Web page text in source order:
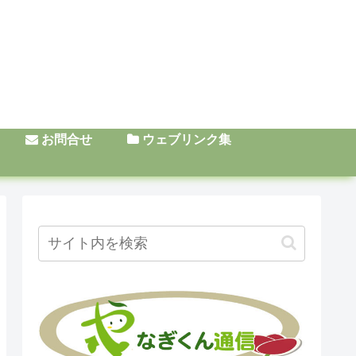
お問合せ ウェブリンク集